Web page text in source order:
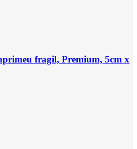
fragil, Premium, 5cm x